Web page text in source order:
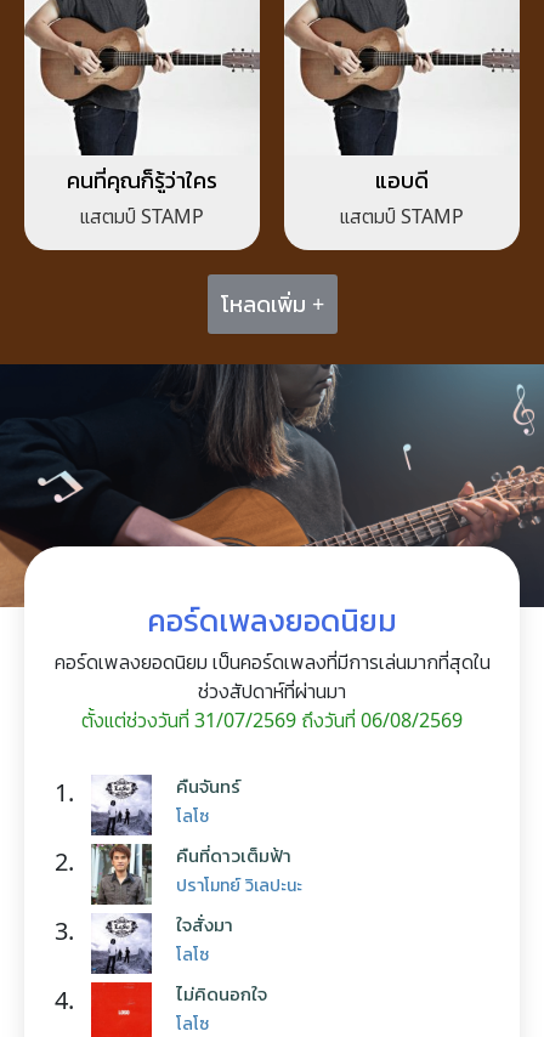
คนที่คุณก็รู้ว่าใคร
แสตมป์ STAMP
แอบดี
แสตมป์ STAMP
โหลดเพิ่ม +
คอร์ดเพลงยอดนิยม
คอร์ดเพลงยอดนิยม เป็นคอร์ดเพลงที่มีการเล่นมากที่สุดใน
ช่วงสัปดาห์ที่ผ่านมา
ตั้งแต่ช่วงวันที่ 31/07/2569 ถึงวันที่ 06/08/2569
1. คืนจันทร์
โลโซ
2. คืนที่ดาวเต็มฟ้า
ปราโมทย์ วิเลปะนะ
3. ใจสั่งมา
โลโซ
4. ไม่คิดนอกใจ
โลโซ